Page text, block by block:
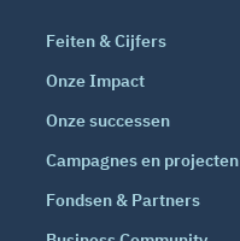
Feiten & Cijfers
Onze Impact
Onze successen
Campagnes en projecten
Fondsen & Partners